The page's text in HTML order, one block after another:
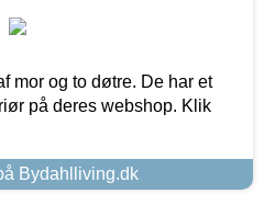
mor og to døtre. De har et
på deres webshop. Klik
Bydahlliving.dk